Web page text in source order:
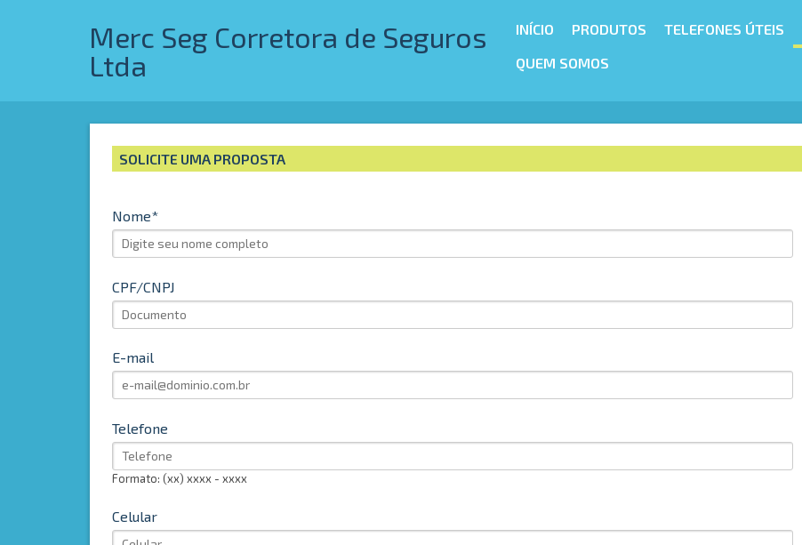
Merc Seg Corretora de Seguros
Ltda
INÍCIO PRODUTOS TELEFONES ÚTEIS
QUEM SOMOS
SOLICITE UMA PROPOSTA
Nome
CPF/CNPJ
E-mail
Telefone
Formato: (xx) xxxx - xxxx
Celular